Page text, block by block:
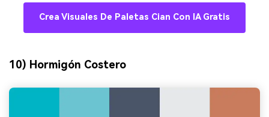
Crea Visuales De Paletas Cian Con IA Gratis
10) Hormigón Costero